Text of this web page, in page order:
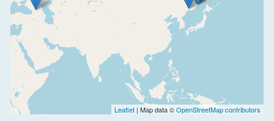
Leaflet | Map data ©OpenStreetMap contributors